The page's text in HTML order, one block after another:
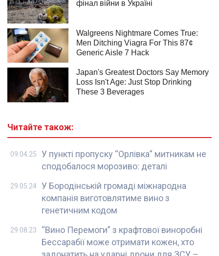
Читайте також:
У пункті пропуску “Орлівка” митникам не
сподобалося морозиво: деталі
09.04.25
У Бородінській громаді міжнародна
компанія виготовлятиме вино з
генетичним кодом
29.05.24
“Вино Перемоги” з крафтової виноробні
Бессарабії може отримати кожен, хто
29.08.23